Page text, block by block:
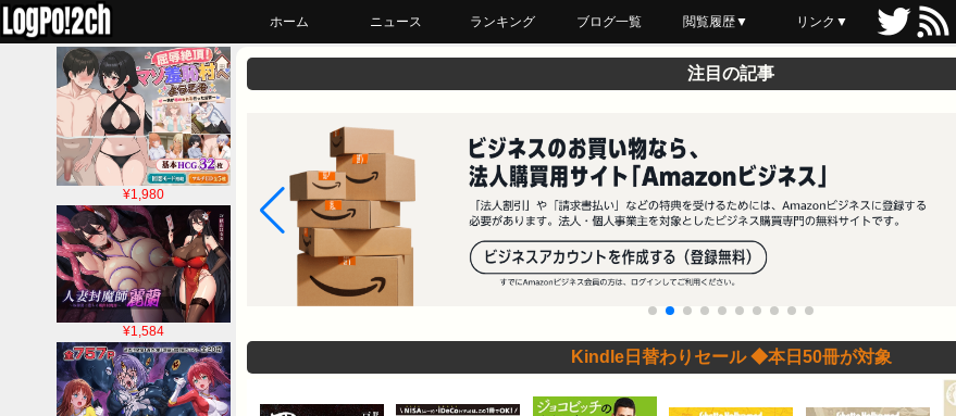
ホーム ニュース ランキング ブログ一覧 閲覧履歴▼
最近読んだ
あとで読む
ブックマーク
リンク▼
¥1,980
¥1,584
注目の記事
Kindle日替わりセール ◆本日50冊が対象